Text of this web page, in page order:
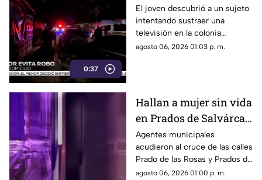
0:37
domicilio de
Cuauhtémoc; resulta
herido de la mano
El joven descubrió a un sujeto
intentando sustraer una
televisión en la colonia
Reforma; tras forcejear con el
agosto 06, 2026 01:03 p. m.
Hallan a mujer sin vida
en Prados de Salvárcar;
cuerpo no presentaba
huellas de violencia
Agentes municipales
acudieron al cruce de las calles
Prado de las Rosas y Prados de
Azucenas tras el reporte del
agosto 06, 2026 01:00 p. m.